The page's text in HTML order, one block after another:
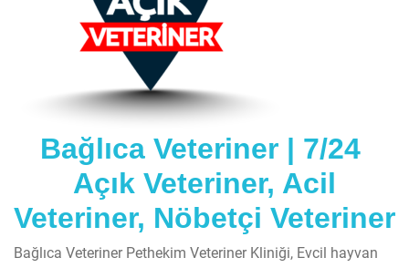
Bağlıca Veteriner | 7/24
Açık Veteriner, Acil
Veteriner, Nöbetçi Veteriner
Bağlıca Veteriner Pethekim Veteriner Kliniği, Evcil hayvan